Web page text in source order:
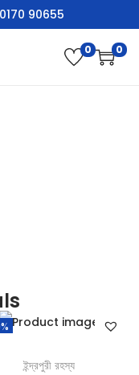
90655
0 0
ইন্দ্রপুরী রহস্য